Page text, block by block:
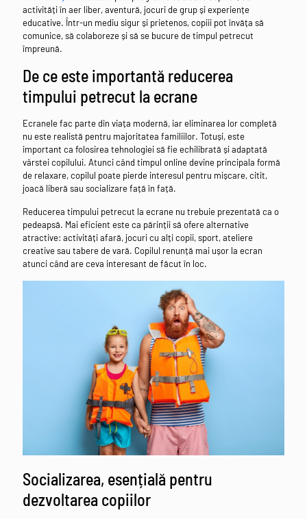
activități în aer liber, aventură, jocuri de grup și experiențe
educative. Într-un mediu sigur și prietenos, copiii pot învăța să
comunice, să colaboreze și să se bucure de timpul petrecut
împreună.
De ce este importantă reducerea
timpului petrecut la ecrane
Ecranele fac parte din viața modernă, iar eliminarea lor completă
nu este realistă pentru majoritatea familiilor. Totuși, este
important ca folosirea tehnologiei să fie echilibrată și adaptată
vârstei copilului. Atunci când timpul online devine principala formă
de relaxare, copilul poate pierde interesul pentru mișcare, citit,
joacă liberă sau socializare față în față.
Reducerea timpului petrecut la ecrane nu trebuie prezentată ca o
pedeapsă. Mai eficient este ca părinții să ofere alternative
atractive: activități afară, jocuri cu alți copii, sport, ateliere
creative sau tabere de vară. Copilul renunță mai ușor la ecran
atunci când are ceva interesant de făcut în loc.
Socializarea, esențială pentru
dezvoltarea copiilor